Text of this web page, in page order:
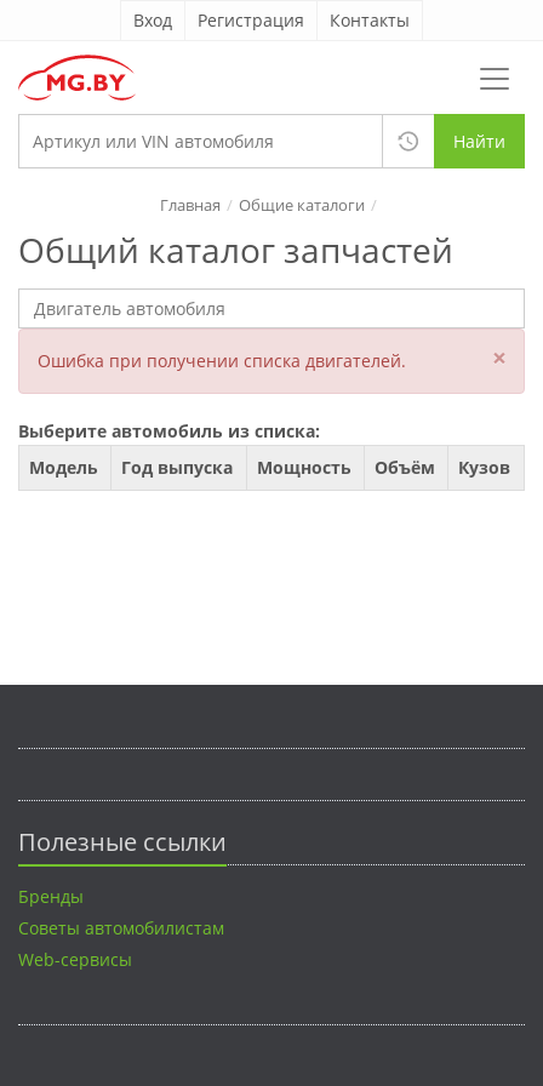
Вход Регистрация Контакты
Найти
Общий каталог запчастей
Главная Общие каталоги
Ошибка при получении списка двигателей. ×
Выберите автомобиль из списка:
Модель
Год выпуска Мощность Объём Кузов
Полезные ссылки
Бренды
Советы автомобилистам
Web-сервисы